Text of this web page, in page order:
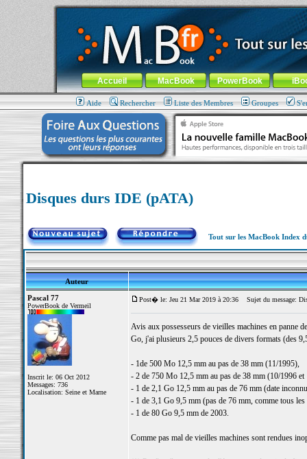
MacBook-fr.com : 100% Apple... 100% nomade !
Aller au contenu-Aller au menu général-Aller au menu de
Menu général
Accueil MacBook PowerBook
Aide Rechercher Liste des Membres Groupes
Disques durs IDE (pATA)
Tout sur les MacBook Index
Auteur
Pascal 77
PowerBook de Vermeil
Inscrit le: 06 Oct 2012
Messages: 736
Localisation: Seine et Marne
Post� le: Jeu 21 Mar 2019 à 20:36 Sujet du message:
Avis aux possesseurs de vieilles machines en panne
Go, j'ai plusieurs 2,5 pouces de divers formats (des
- 1de 500 Mo 12,5 mm au pas de 38 mm (11/1995),
- 2 de 750 Mo 12,5 mm au pas de 38 mm (10/1996 et
- 1 de 2,1 Go 12,5 mm au pas de 76 mm (date
- 1 de 3,1 Go 9,5 mm (pas de 76 mm, comme tous
- 1 de 80 Go 9,5 mm de 2003.
Comme pas mal de vieilles machines sont rendues